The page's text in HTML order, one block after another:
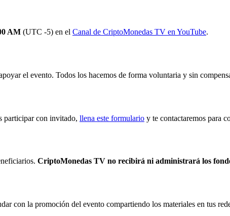
AM (UTC -5) en el Canal de CriptoMonedas TV en YouTube.
el evento. Todos los hacemos de forma voluntaria y sin
participar con invitado, llena este formulario y te contactaremos para
CriptoMonedas TV no recibirá ni administrará los
con la promoción del evento compartiendo los materiales en tus